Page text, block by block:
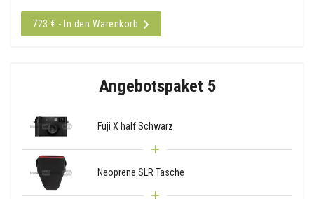
723 € - In den Warenkorb
Angebotspaket 5
Fuji X half Schwarz
Neoprene SLR Tasche